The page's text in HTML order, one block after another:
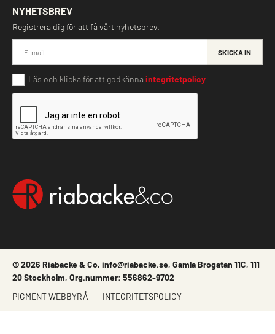
NYHETSBREV
Registrera dig för att få vårt nyhetsbrev.
Läs och klicka för att godkänna integritetpolicy
SKICKA IN
© 2026 Riabacke & Co, info@riabacke.se, Gamla Brogatan 11C, 111
20 Stockholm, Org.nummer: 556862-9702
PIGMENT WEBBYRÅ
INTEGRITETSPOLICY